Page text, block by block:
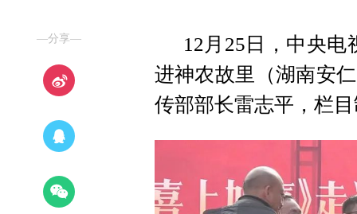
—分享—
12月25日，中央电
进神农故里（湖南安
传部部长雷志平，栏